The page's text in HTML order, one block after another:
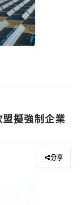
擬強制企業
分享